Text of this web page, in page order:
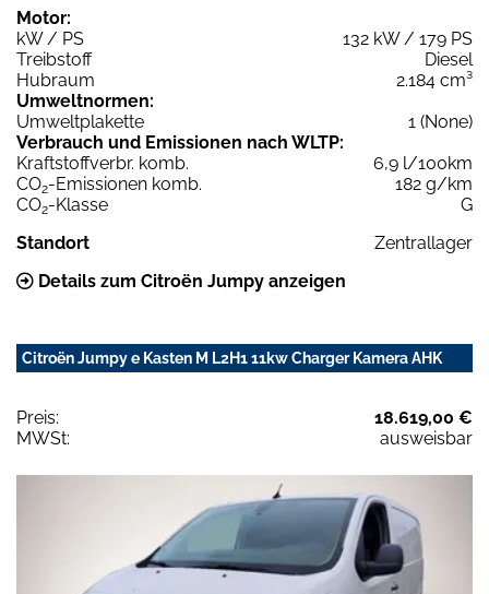
Motor:
kW / PS
132 kW / 179 PS
Treibstoff
Diesel
Hubraum
2.184 cm³
Umweltnormen:
Umweltplakette
1 (None)
Verbrauch und Emissionen nach WLTP:
Kraftstoffverbr. komb.
6,9 l/100km
CO2-Emissionen komb.
182 g/km
CO2-Klasse
G
Standort
Zentrallager
Details zum Citroën Jumpy anzeigen
Citroën Jumpy e Kasten M L2H1 11kw Charger Kamera AHK
Preis:
18.619,00 €
MWSt:
ausweisbar